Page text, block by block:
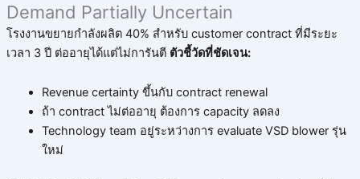
Demand Partially Uncertain
โรงงานขยายกำลังผลิต 40% สำหรับ customer contract ที่มีระยะ
เวลา 3 ปี ต่ออายุได้แต่ไม่การันตี ตัวชี้วัดที่ชัดเจน:
Revenue certainty ขึ้นกับ contract renewal
ถ้า contract ไม่ต่ออายุ ต้องการ capacity ลดลง
Technology team อยู่ระหว่างการ evaluate VSD blower รุ่น
ใหม่